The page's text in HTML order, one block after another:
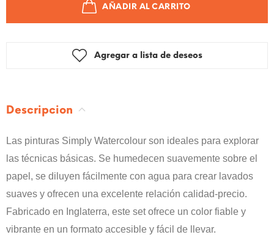
AÑADIR AL CARRITO
Agregar a lista de deseos
Descripcion
Las pinturas Simply Watercolour son ideales para explorar
las técnicas básicas. Se humedecen suavemente sobre el
papel, se diluyen fácilmente con agua para crear lavados
suaves y ofrecen una excelente relación calidad-precio.
Fabricado en Inglaterra, este set ofrece un color fiable y
vibrante en un formato accesible y fácil de llevar.